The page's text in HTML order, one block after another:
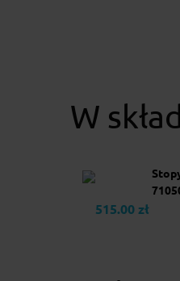
W
515.00 zł